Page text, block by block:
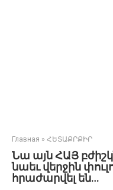
Главная » ՀԵՏԱՔՐՔԻՐ
Նա այն ՀԱՅ
նաեւ վերջին
հրաժարվել են…